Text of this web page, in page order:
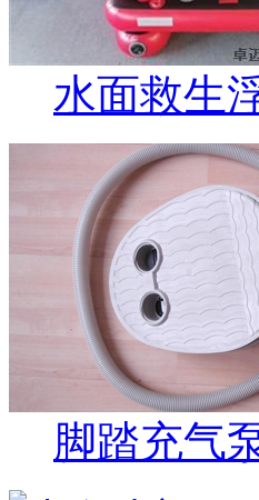
水面救生
脚踏充气